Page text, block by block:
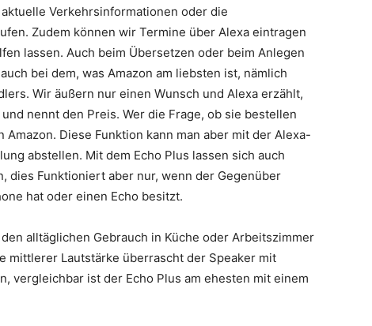
Verkehrsinformationen oder die
Zudem können wir Termine über Alexa eintragen
lassen. Auch beim Übersetzen oder beim Anlegen
bei dem, was Amazon am liebsten ist, nämlich
Wir äußern nur einen Wunsch und Alexa erzählt,
nennt den Preis. Wer die Frage, ob sie bestellen
Diese Funktion kann man aber mit der Alexa-
abstellen. Mit dem Echo Plus lassen sich auch
dies Funktioniert aber nur, wenn der Gegenüber
hat oder einen Echo besitzt.
alltäglichen Gebrauch in Küche oder Arbeitszimmer
mittlerer Lautstärke überrascht der Speaker mit
vergleichbar ist der Echo Plus am ehesten mit einem